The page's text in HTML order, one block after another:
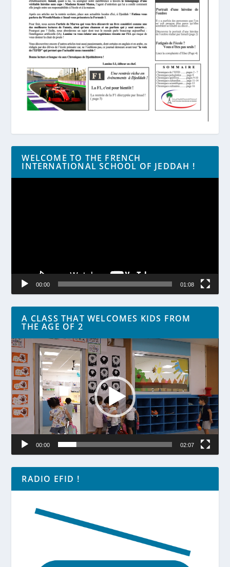
WELCOME TO THE FRENCH
INTERNATIONAL SCHOOL OF JEDDAH !
00:00 01:08
A CLASS THAT WELCOMES KIDS FROM
THE AGE OF 2
Lecteur
vidéo
00:00 02:07
RADIO EFID !